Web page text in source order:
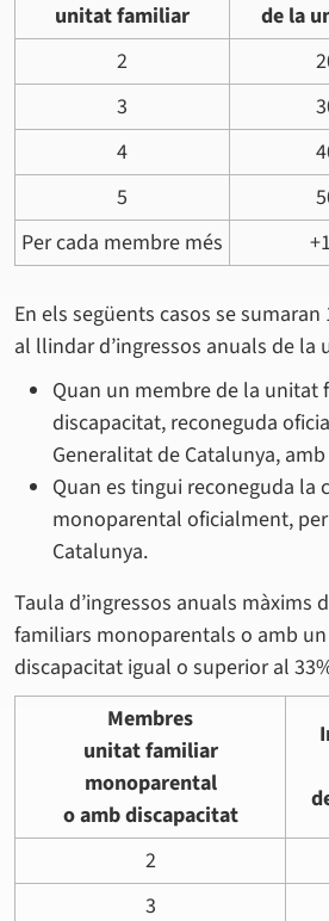
unitat familiar
de la
2
3
4
5
Per cada membre més
En els següents casos se
al llindar d’ingressos anuals de la
Quan un membre de la unitat
discapacitat, reconeguda
Generalitat de Catalunya,
Quan es tingui reconeguda la
monoparental oficialment,
Catalunya.
Taula d’ingressos anuals màxims
familiars monoparentals o amb
discapacitat igual o superior al
Membres
unitat familiar
monoparental
o amb discapacitat
2
3